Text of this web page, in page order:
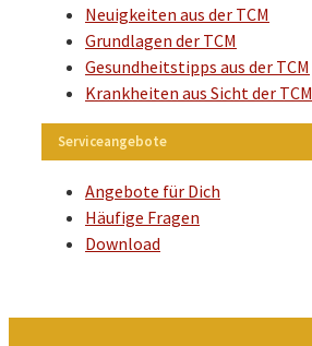
Neuigkeiten aus der TCM
Grundlagen der TCM
Gesundheitstipps aus der TCM
Krankheiten aus Sicht der TCM
Serviceangebote
Angebote für Dich
Häufige Fragen
Download